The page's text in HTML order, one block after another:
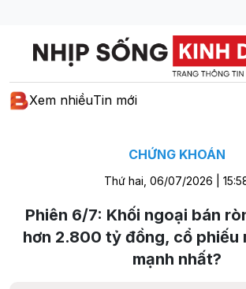
Xem nhiềuTin mới
CHỨNG KHOÁN
Thứ hai, 06/07/2026 |
Phiên 6/7: Khối ngoại bán
hơn 2.800 tỷ đồng, cổ phiếu
mạnh nhất?